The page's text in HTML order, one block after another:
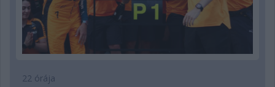
22 órája